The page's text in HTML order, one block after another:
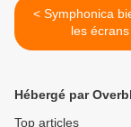
< Symphonica bientôt sur
les écrans
Hébergé par
Top articles